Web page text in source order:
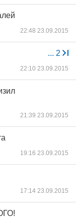
22:48 23.09.2015
... 2
22:10 23.09.2015
21:39 23.09.2015
19:16 23.09.2015
17:14 23.09.2015